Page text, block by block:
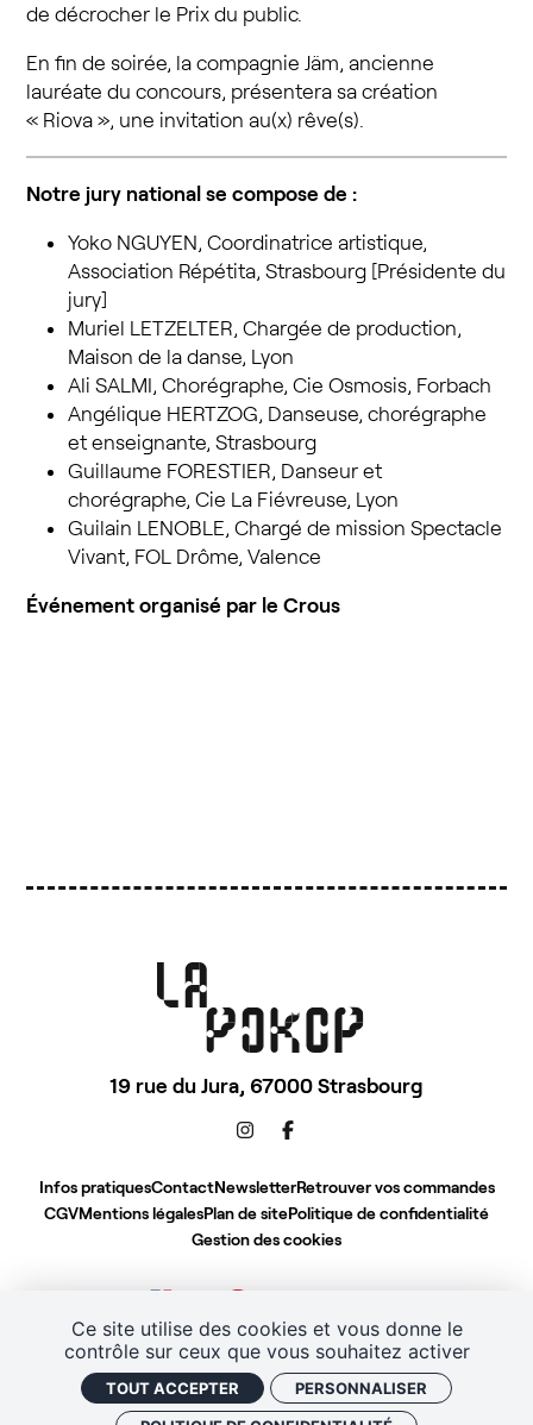
Ce site utilise des cookies et vous donne le
contrôle sur ceux que vous souhaitez activer
TOUT ACCEPTER
PERSONNALISER
de décrocher le Prix du public.
En fin de soirée, la compagnie Jäm, ancienne
lauréate du concours, présentera sa création
« Riova », une invitation au(x) rêve(s).
Notre jury national se compose de :
Yoko NGUYEN, Coordinatrice artistique,
Association Répétita, Strasbourg [Présidente du
jury]
Muriel LETZELTER, Chargée de production,
Maison de la danse, Lyon
Ali SALMI, Chorégraphe, Cie Osmosis, Forbach
Angélique HERTZOG, Danseuse, chorégraphe
et enseignante, Strasbourg
Guillaume FORESTIER, Danseur et
chorégraphe, Cie La Fiévreuse, Lyon
Guilain LENOBLE, Chargé de mission Spectacle
Vivant, FOL Drôme, Valence
Événement organisé par le Crous
19 rue du Jura, 67000 Strasbourg
Infos pratiquesContactNewsletterRetrouver vos commandes
CGVMentions légalesPlan de sitePolitique de confidentialité
Gestion des cookies